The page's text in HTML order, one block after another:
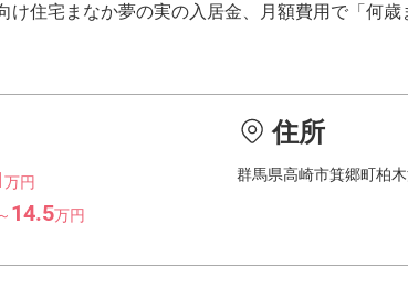
け住宅まなか夢の実の入居金、月額費用で「何
万円
～ 14.5万円
住所
群馬県高崎市箕郷町柏